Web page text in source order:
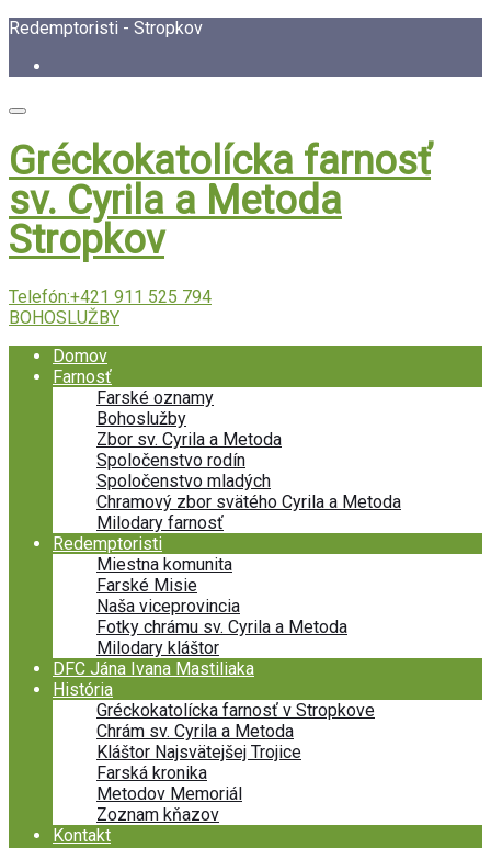
Redemptoristi - Stropkov
Gréckokatolícka farnosť
sv. Cyrila a Metoda
Stropkov
Telefón:+421 911 525 794
BOHOSLUŽBY
Domov
Farnosť
Farské oznamy
Bohoslužby
Zbor sv. Cyrila a Metoda
Spoločenstvo rodín
Spoločenstvo mladých
Chramový zbor svätého Cyrila a Metoda
Milodary farnosť
Redemptoristi
Miestna komunita
Farské Misie
Naša viceprovincia
Fotky chrámu sv. Cyrila a Metoda
Milodary kláštor
DFC Jána Ivana Mastiliaka
História
Gréckokatolícka farnosť v Stropkove
Chrám sv. Cyrila a Metoda
Kláštor Najsvätejšej Trojice
Farská kronika
Metodov Memoriál
Zoznam kňazov
Kontakt